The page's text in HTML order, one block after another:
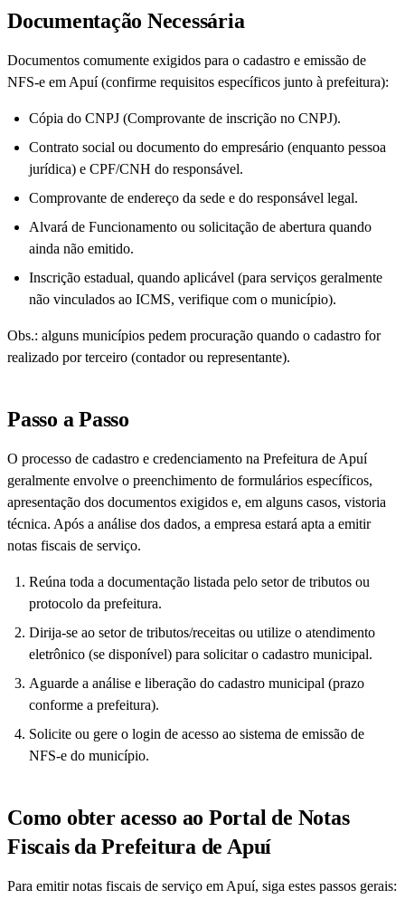
Documentação Necessária
Documentos comumente exigidos para o cadastro e emissão de
NFS-e em Apuí (confirme requisitos específicos junto à prefeitura):
Cópia do CNPJ (Comprovante de inscrição no CNPJ).
Contrato social ou documento do empresário (enquanto pessoa
jurídica) e CPF/CNH do responsável.
Comprovante de endereço da sede e do responsável legal.
Alvará de Funcionamento ou solicitação de abertura quando
ainda não emitido.
Inscrição estadual, quando aplicável (para serviços geralmente
não vinculados ao ICMS, verifique com o município).
Obs.: alguns municípios pedem procuração quando o cadastro for
realizado por terceiro (contador ou representante).
Passo a Passo
O processo de cadastro e credenciamento na Prefeitura de Apuí
geralmente envolve o preenchimento de formulários específicos,
apresentação dos documentos exigidos e, em alguns casos, vistoria
técnica. Após a análise dos dados, a empresa estará apta a emitir
notas fiscais de serviço.
Reúna toda a documentação listada pelo setor de tributos ou
protocolo da prefeitura.
Dirija-se ao setor de tributos/receitas ou utilize o atendimento
eletrônico (se disponível) para solicitar o cadastro municipal.
Aguarde a análise e liberação do cadastro municipal (prazo
conforme a prefeitura).
Solicite ou gere o login de acesso ao sistema de emissão de
NFS-e do município.
Como obter acesso ao Portal de Notas
Fiscais da Prefeitura de Apuí
Para emitir notas fiscais de serviço em Apuí, siga estes passos gerais: